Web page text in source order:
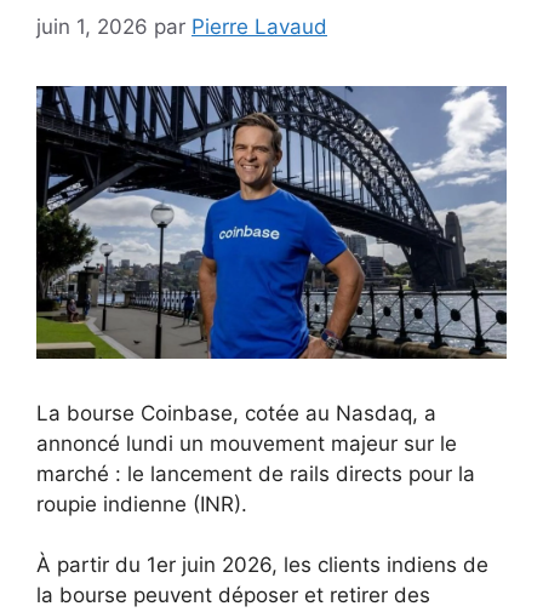
juin 1, 2026 par Pierre Lavaud
La bourse Coinbase, cotée au Nasdaq, a
annoncé lundi un mouvement majeur sur le
marché : le lancement de rails directs pour la
roupie indienne (INR).
À partir du 1er juin 2026, les clients indiens de
la bourse peuvent déposer et retirer des